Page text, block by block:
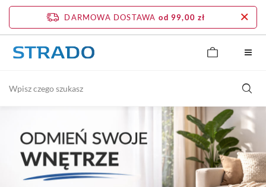
DARMOWA DOSTAWA od 99,00 zł